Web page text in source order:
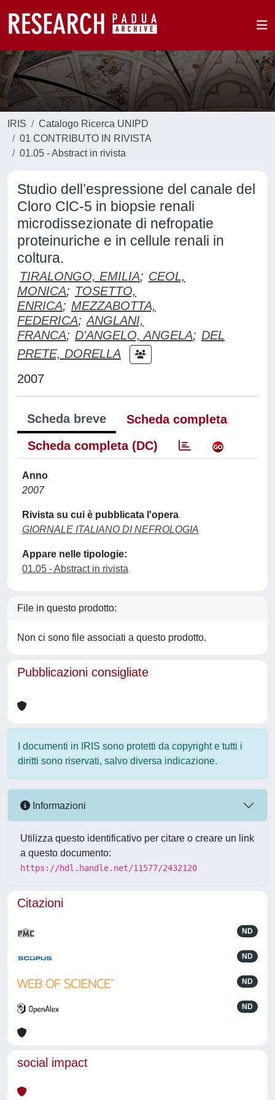
IRIS
Catalogo Ricerca UNIPD
01 CONTRIBUTO IN RIVISTA
01.05 - Abstract in rivista
Studio dell’espressione del canale del
Cloro ClC-5 in biopsie renali
microdissezionate di nefropatie
proteinuriche e in cellule renali in
coltura.
TIRALONGO, EMILIA; CEOL,
MONICA; TOSETTO,
ENRICA; MEZZABOTTA,
FEDERICA; ANGLANI,
FRANCA; D'ANGELO, ANGELA; DEL
PRETE, DORELLA
2007
Scheda breve
Scheda completa
Scheda completa (DC)
Anno
2007
Rivista su cui è pubblicata l'opera
GIORNALE ITALIANO DI NEFROLOGIA
Appare nelle tipologie:
01.05 - Abstract in rivista
File in questo prodotto:
Non ci sono file associati a questo prodotto.
Pubblicazioni consigliate
I documenti in IRIS sono protetti da copyright e tutti i
diritti sono riservati, salvo diversa indicazione.
Informazioni
Utilizza questo identificativo per citare o creare un link
a questo documento:
https://hdl.handle.net/11577/2432120
Citazioni
ND
ND
ND
ND
social impact